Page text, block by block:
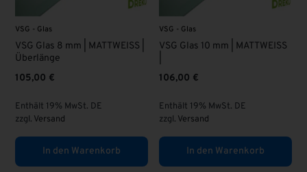
VSG - Glas
VSG Glas 8 mm | MATTWEISS |
Überlänge
105,00 €
Enthält 19% MwSt. DE
zzgl. Versand
In den Warenkorb
VSG - Glas
VSG Glas 10 mm | MATTWEISS
106,00 €
Enthält 19% MwSt. DE
zzgl. Versand
In den Warenkorb